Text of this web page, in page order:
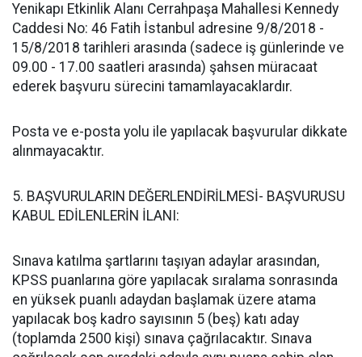
Yenikapı Etkinlik Alanı Cerrahpaşa Mahallesi Kennedy
Caddesi No: 46 Fatih İstanbul adresine 9/8/2018 -
15/8/2018 tarihleri arasında (sadece iş günlerinde ve
09.00 - 17.00 saatleri arasında) şahsen müracaat
ederek başvuru sürecini tamamlayacaklardır.
Posta ve e-posta yolu ile yapılacak başvurular dikkate
alınmayacaktır.
5. BAŞVURULARIN DEĞERLENDİRİLMESİ- BAŞVURUSU
KABUL EDİLENLERİN İLANI:
Sınava katılma şartlarını taşıyan adaylar arasından,
KPSS puanlarına göre yapılacak sıralama sonrasında
en yüksek puanlı adaydan başlamak üzere atama
yapılacak boş kadro sayısının 5 (beş) katı aday
(toplamda 2500 kişi) sınava çağrılacaktır. Sınava